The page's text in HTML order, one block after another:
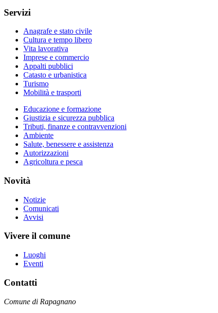
Servizi
Anagrafe e stato civile
Cultura e tempo libero
Vita lavorativa
Imprese e commercio
Appalti pubblici
Catasto e urbanistica
Turismo
Mobilità e trasporti
Educazione e formazione
Giustizia e sicurezza pubblica
Tributi, finanze e contravvenzioni
Ambiente
Salute, benessere e assistenza
Autorizzazioni
Agricoltura e pesca
Novità
Notizie
Comunicati
Avvisi
Vivere il comune
Luoghi
Eventi
Contatti
Comune di Rapagnano